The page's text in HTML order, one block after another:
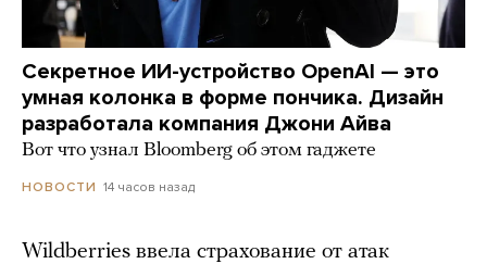
Секретное ИИ-устройство OpenAI — это
умная колонка в форме пончика. Дизайн
разработала компания Джони Айва
Вот что узнал Bloomberg об этом гаджете
НОВОСТИ 14 часов назад
Wildberries ввела страхование от атак